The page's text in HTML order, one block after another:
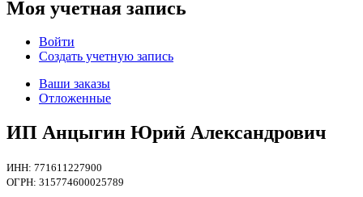
Моя учетная запись
Войти
Создать учетную запись
Ваши заказы
Отложенные
ИП Анцыгин Юрий Александрович
ИНН: 771611227900
ОГРН: 315774600025789